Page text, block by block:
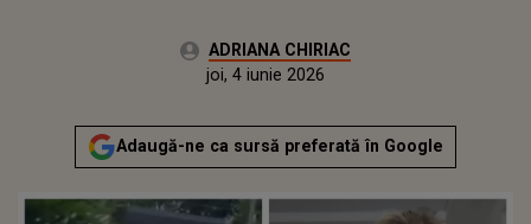
Autor:ADRIANA CHIRIAC
Publicat:
joi, 4 iunie 2026
Adaugă-ne ca sursă preferată în Google